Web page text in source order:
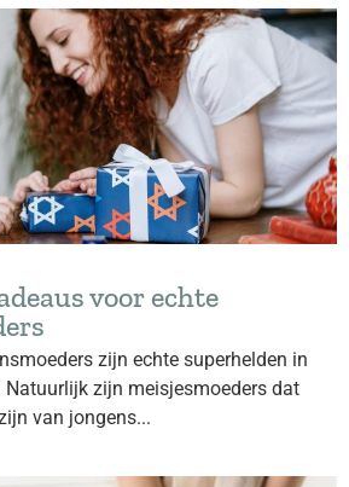
voor echte
zijn echte superhelden in
Natuurlijk zijn meisjesmoeders dat
van jongens...